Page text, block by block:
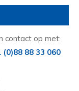
contact op met:
(0)88 88 33 060